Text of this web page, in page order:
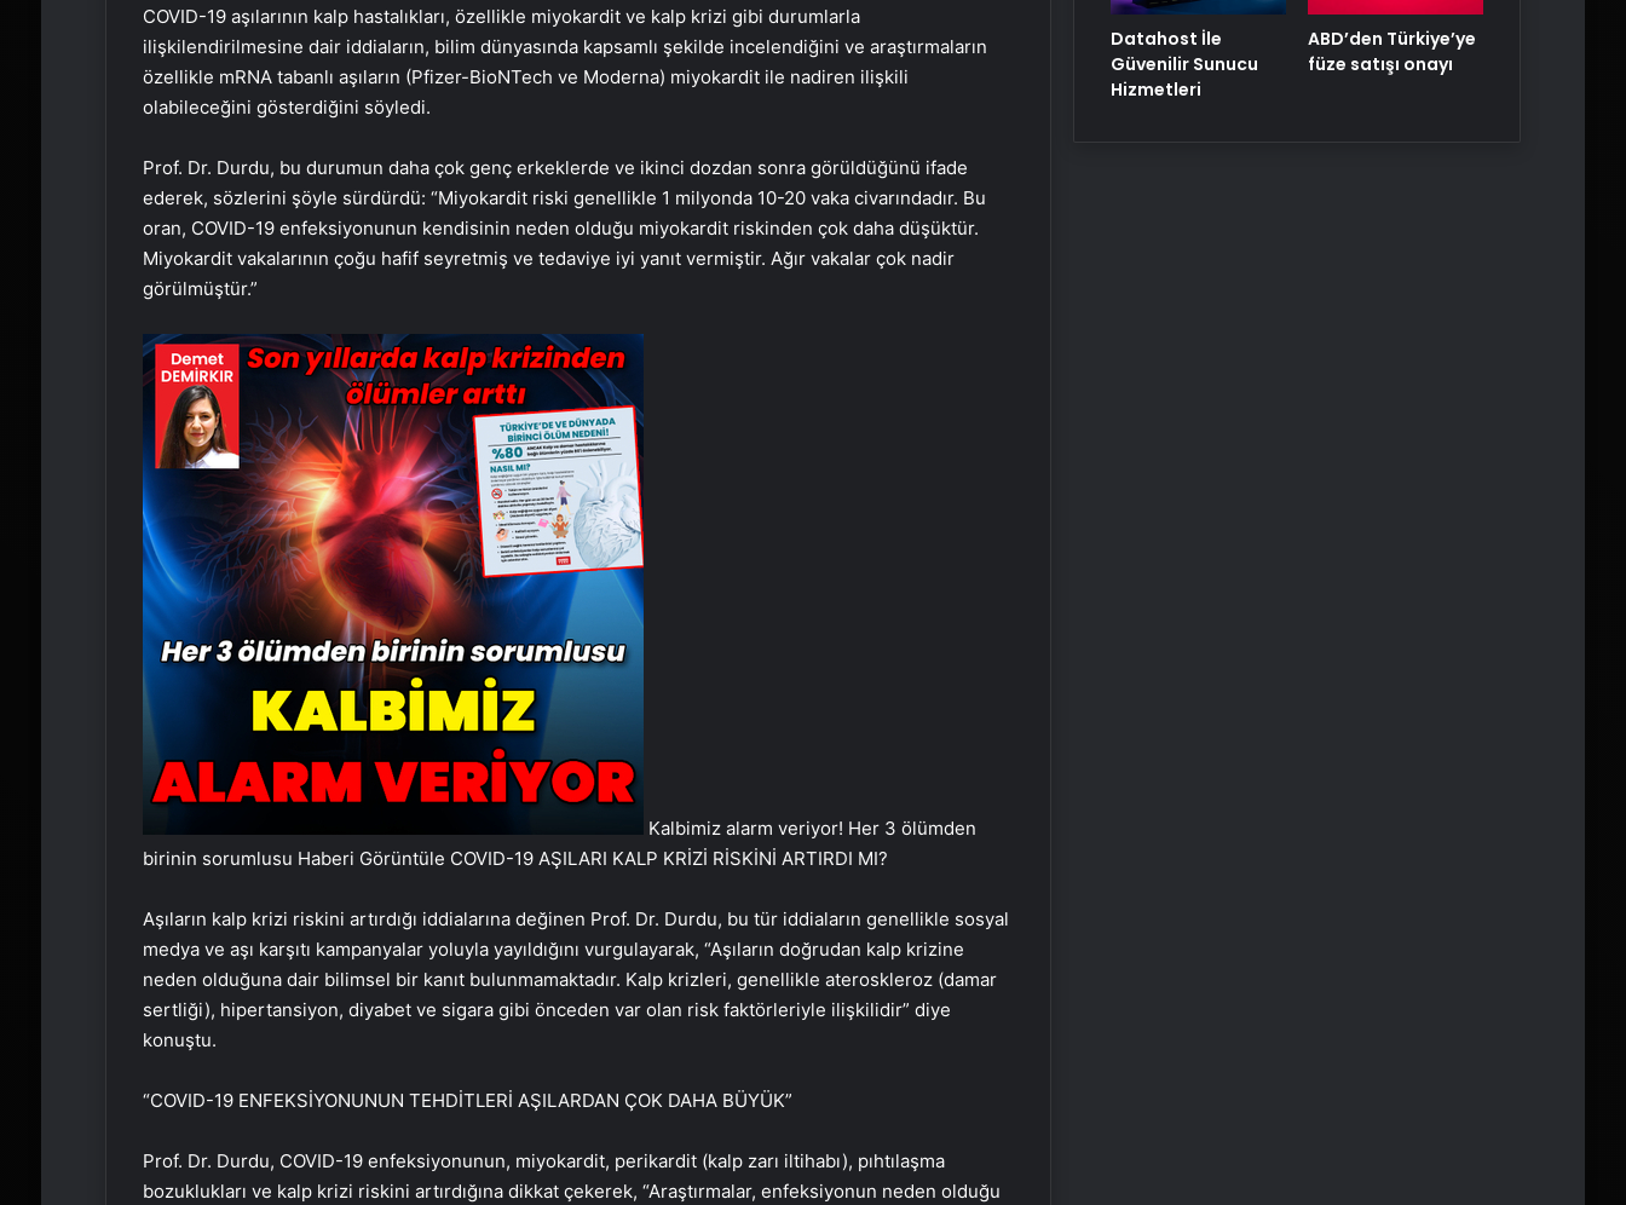
COVID-19 aşılarının kalp hastalıkları, özellikle miyokardit ve kalp krizi gibi durumlarla
ilişkilendirilmesine dair iddiaların, bilim dünyasında kapsamlı şekilde incelendiğini ve araştırmaların
özellikle mRNA tabanlı aşıların (Pfizer-BioNTech ve Moderna) miyokardit ile nadiren ilişkili
olabileceğini gösterdiğini söyledi.
Prof. Dr. Durdu, bu durumun daha çok genç erkeklerde ve ikinci dozdan sonra görüldüğünü ifade
ederek, sözlerini şöyle sürdürdü: “Miyokardit riski genellikle 1 milyonda 10-20 vaka civarındadır. Bu
oran, COVID-19 enfeksiyonunun kendisinin neden olduğu miyokardit riskinden çok daha düşüktür.
Miyokardit vakalarının çoğu hafif seyretmiş ve tedaviye iyi yanıt vermiştir. Ağır vakalar çok nadir
görülmüştür.”
Kalbimiz alarm veriyor! Her 3 ölümden
birinin sorumlusu Haberi Görüntüle COVID-19 AŞILARI KALP KRİZİ RİSKİNİ ARTIRDI MI?
Aşıların kalp krizi riskini artırdığı iddialarına değinen Prof. Dr. Durdu, bu tür iddiaların genellikle sosyal
medya ve aşı karşıtı kampanyalar yoluyla yayıldığını vurgulayarak, “Aşıların doğrudan kalp krizine
neden olduğuna dair bilimsel bir kanıt bulunmamaktadır. Kalp krizleri, genellikle ateroskleroz (damar
sertliği), hipertansiyon, diyabet ve sigara gibi önceden var olan risk faktörleriyle ilişkilidir” diye
konuştu.
“COVID-19 ENFEKSİYONUNUN TEHDİTLERİ AŞILARDAN ÇOK DAHA BÜYÜK”
Prof. Dr. Durdu, COVID-19 enfeksiyonunun, miyokardit, perikardit (kalp zarı iltihabı), pıhtılaşma
bozuklukları ve kalp krizi riskini artırdığına dikkat çekerek, “Araştırmalar, enfeksiyonun neden olduğu
Datahost İle
Güvenilir Sunucu
Hizmetleri
ABD’den Türkiye’ye
füze satışı onayı